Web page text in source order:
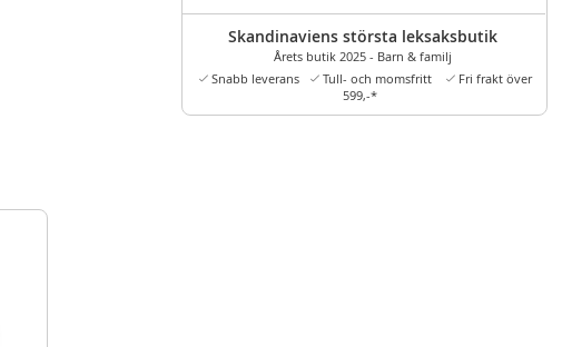
Skandinaviens största leksaksbutik
Årets butik 2025 - Barn & familj
Snabb leverans
Tull- och momsfritt
Fri frakt över
599,-*